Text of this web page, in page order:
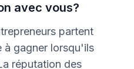
avec vous?
partent
à gagner lorsqu'ils
réputation des